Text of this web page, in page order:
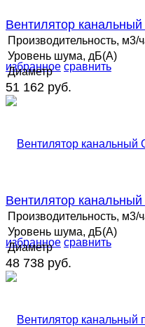
избранное сравнить
Вентилятор
Производительность, м3/
Уровень шума, дБ(А)
Диаметр
51 162 руб.
избранное сравнить
Вентилятор
Производительность, м3/
Уровень шума, дБ(А)
Диаметр
48 738 руб.